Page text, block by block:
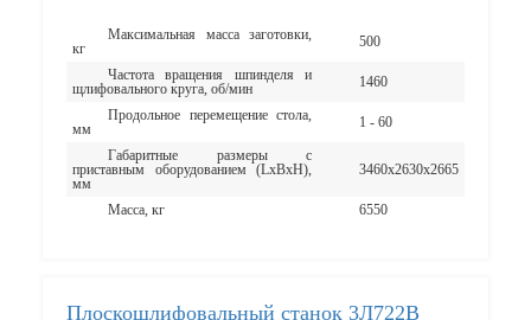
Максимальная масса заготовки,
кг
500
Частота вращения шпинделя и
щлифовального круга, об/мин
1460
Продольное перемещение стола,
мм
1 - 60
Габаритные размеры с
приставным оборудованием (LxBxH),
мм
3460х2630х2665
Масса, кг 6550
Плоскошлифовальный станок 3Л722В